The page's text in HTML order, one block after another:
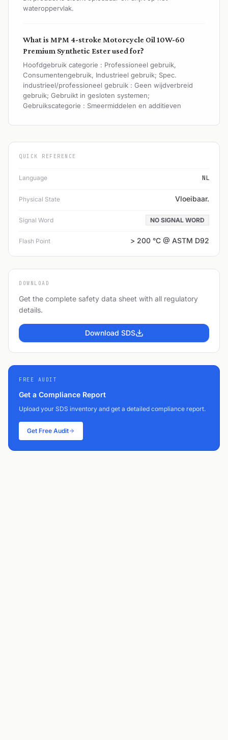
wateroppervlak.
What is MPM 4-stroke Motorcycle Oil 10W-60
Premium Synthetic Ester used for?
Hoofdgebruik categorie : Professioneel gebruik,
Consumentengebruik, Industrieel gebruik; Spec.
industrieel/professioneel gebruik : Geen wijdverbreid
gebruik; Gebruikt in gesloten systemen;
Gebruikscategorie : Smeermiddelen en additieven
QUICK REFERENCE
Language NL
Physical State Vloeibaar.
Signal Word NO SIGNAL WORD
Flash Point > 200 °C @ ASTM D92
DOWNLOAD
Get the complete safety data sheet with all regulatory
details.
Download SDS
FREE AUDIT
Get a Compliance Report
Upload your SDS inventory and get a detailed compliance report.
Get Free Audit